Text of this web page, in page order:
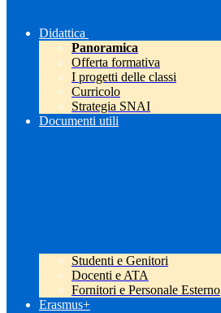
Didattica
Panoramica
Offerta formativa
I progetti delle classi
Curricolo
Strategia SNAI
Documenti utili
Studenti e Genitori
Docenti e ATA
Fornitori e Personale Esterno
Erasmus+